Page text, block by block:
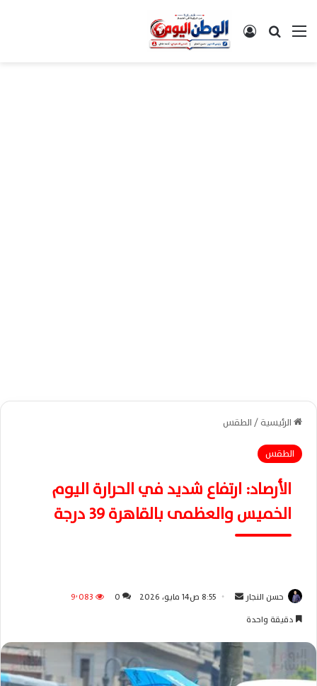
القائمةبحث عن تسجيل الدخول
الرئيسية/الطقس
الطقس
الأرصاد: ارتفاع شديد في الحرارة اليوم
الخميس والعظمى بالقاهرة 39 درجة
حسن النجار
ل
ر
8:55 ص14 مايو، 2026 0
9٬083
دقيقة واحدة